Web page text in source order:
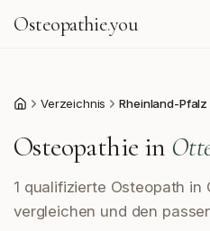
Osteopathie.you
Start Verzeichnis Rheinland-Pfalz
Osteopathie in
1 qualifizierte Osteopath in
vergleichen und den